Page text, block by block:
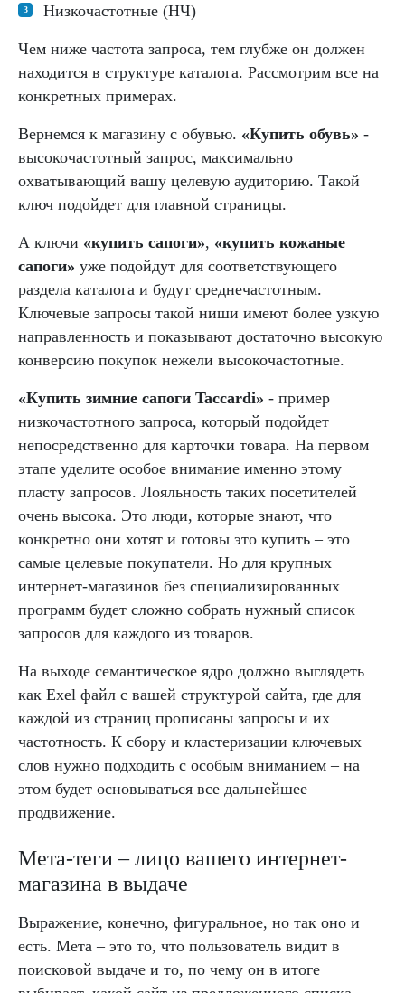
Низкочастотные (НЧ)
Чем ниже частота запроса, тем глубже он должен
находится в структуре каталога. Рассмотрим все на
конкретных примерах.
Вернемся к магазину с обувью. «Купить обувь» -
высокочастотный запрос, максимально
охватывающий вашу целевую аудиторию. Такой
ключ подойдет для главной страницы.
А ключи «купить сапоги», «купить кожаные
сапоги» уже подойдут для соответствующего
раздела каталога и будут среднечастотным.
Ключевые запросы такой ниши имеют более узкую
направленность и показывают достаточно высокую
конверсию покупок нежели высокочастотные.
«Купить зимние сапоги Taccardi» - пример
низкочастотного запроса, который подойдет
непосредственно для карточки товара. На первом
этапе уделите особое внимание именно этому
пласту запросов. Лояльность таких посетителей
очень высока. Это люди, которые знают, что
конкретно они хотят и готовы это купить – это
самые целевые покупатели. Но для крупных
интернет-магазинов без специализированных
программ будет сложно собрать нужный список
запросов для каждого из товаров.
На выходе семантическое ядро должно выглядеть
как Exel файл с вашей структурой сайта, где для
каждой из страниц прописаны запросы и их
частотность. К сбору и кластеризации ключевых
слов нужно подходить с особым вниманием – на
этом будет основываться все дальнейшее
продвижение.
Мета-теги – лицо вашего интернет-
магазина в выдаче
Выражение, конечно, фигуральное, но так оно и
есть. Мета – это то, что пользователь видит в
поисковой выдаче и то, по чему он в итоге